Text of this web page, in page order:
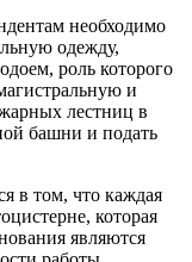
необходимо
одежду,
роль которого
и
лестниц в
башни и подать
в том, что каждая
которая
являются